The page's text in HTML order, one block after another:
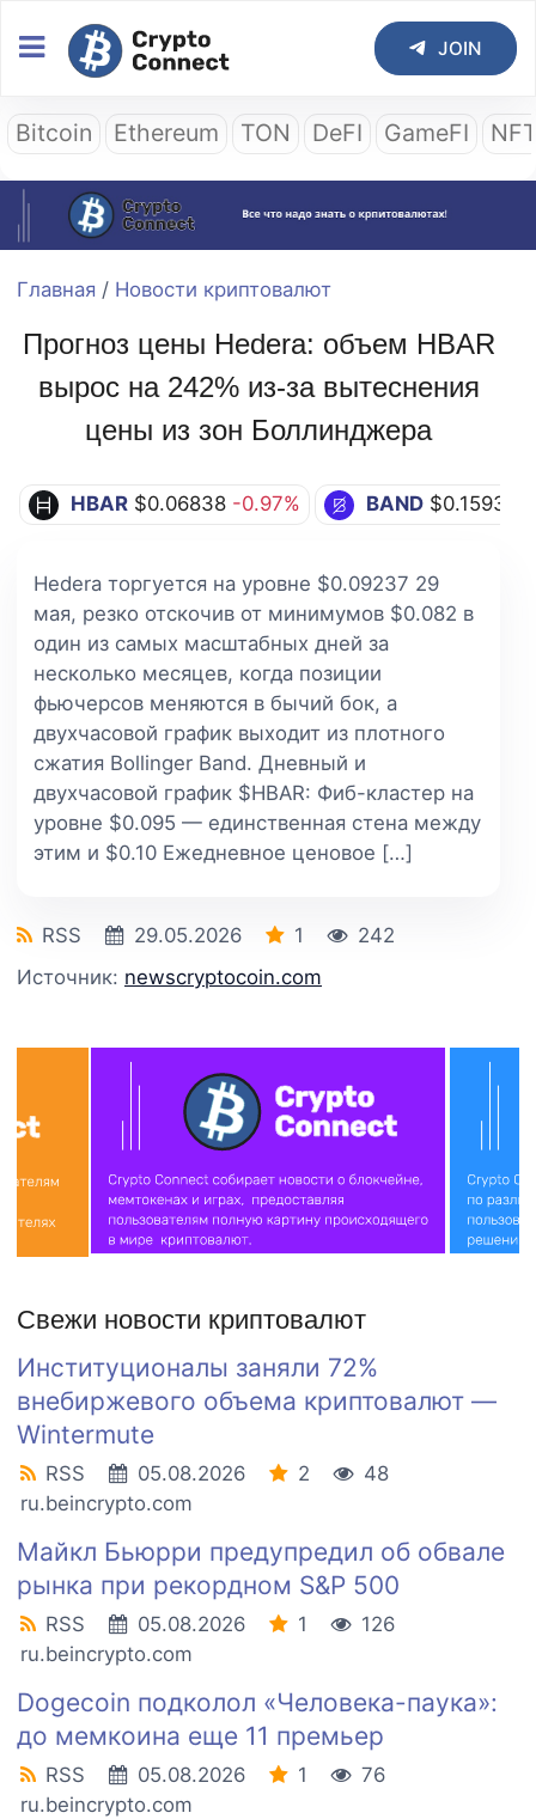
JOIN
Bitcoin Ethereum TON DeFI GameFI
Главная / Новости криптовалют
Прогноз цены Hedera: объем HBAR
вырос на 242% из-за вытеснения
цены из зон Боллинджера
HBAR $0.06838 -0.97% BAND $0.1593
Hedera торгуется на уровне $0.09237 29
мая, резко отскочив от минимумов $0.082 в
один из самых масштабных дней за
несколько месяцев, когда позиции
фьючерсов меняются в бычий бок, а
двухчасовой график выходит из плотного
сжатия Bollinger Band. Дневный и
двухчасовой график $HBAR: Фиб-кластер на
уровне $0.095 — единственная стена между
этим и $0.10 Ежедневное ценовое […]
RSS 29.05.2026 1
242
Источник: newscryptocoin.com
Свежи новости криптовалют
Институционалы заняли 72%
внебиржевого объема криптовалют —
Wintermute
RSS 05.08.2026 2
48
ru.beincrypto.com
Майкл Бьюрри предупредил об обвале
рынка при рекордном S&P 500
RSS 05.08.2026 1
126
ru.beincrypto.com
Dogecoin подколол «Человека-паука»:
до мемкоина еще 11 премьер
RSS 05.08.2026 1
76
ru.beincrypto.com